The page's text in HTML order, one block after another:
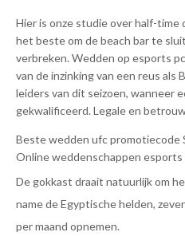
Hier is onze studie over half-time
het beste om de beach bar te
verbreken. Wedden op esports
van de inzinking van een reus als
leiders van dit seizoen, wanneer
gekwalificeerd. Legale en
Beste wedden ufc promotiecode
Online weddenschappen esports
De gokkast draait natuurlijk om
name de Egyptische helden,
per maand opnemen.